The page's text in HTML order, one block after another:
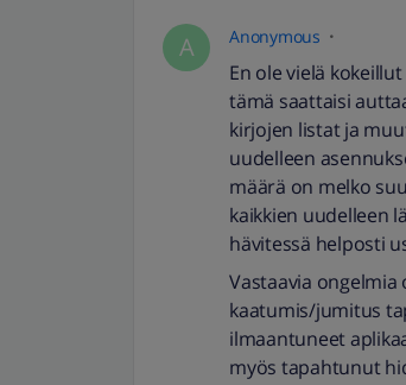
A Anonymous
En ole vielä
tämä saattaisi
kirjojen listat ja
uudelleen
määrä on melko
kaikkien uudelleen
hävitessä helposti
Vastaavia ongelmia
kaatumis/jumitus
ilmaantuneet
myös tapahtunut